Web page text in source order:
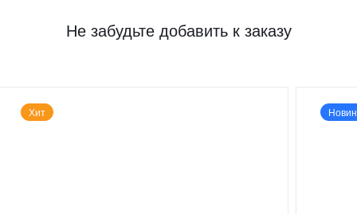
Не забудьте добавить к заказу
Хит